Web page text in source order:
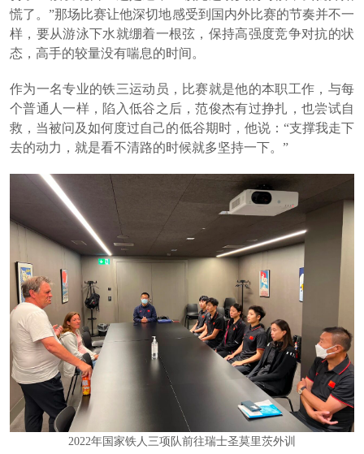
慌了。”那场比赛让他深切地感受到国内外比赛的节奏并不一
样，要从游泳下水就绷着一根弦，保持高强度竞争对抗的状
态，高手的较量没有喘息的时间。
作为一名专业的铁三运动员，比赛就是他的本职工作，与每
个普通人一样，陷入低谷之后，范俊杰有过挣扎，也尝试自
救，当被问及如何度过自己的低谷期时，他说：“支撑我走下
去的动力，就是看不清路的时候就多坚持一下。”
2022年国家铁人三项队前往瑞士圣莫里茨外训